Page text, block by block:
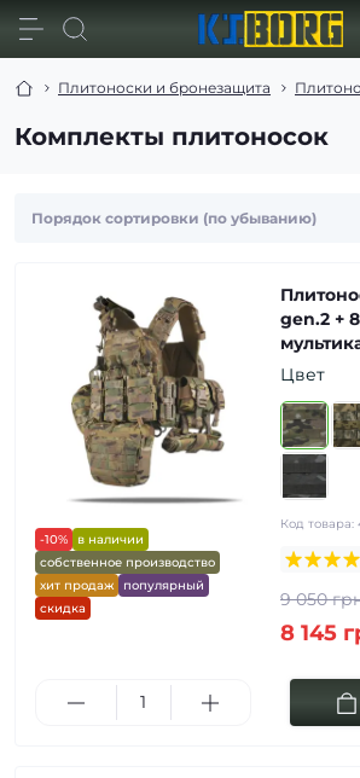
Плитоноски и бронезащита
Комплекты плитоносок
-10%
в наличии
собственное производство
хит продаж
популярный
скидка
gen.2 +
Цвет
Код товара:
9 050
8 145